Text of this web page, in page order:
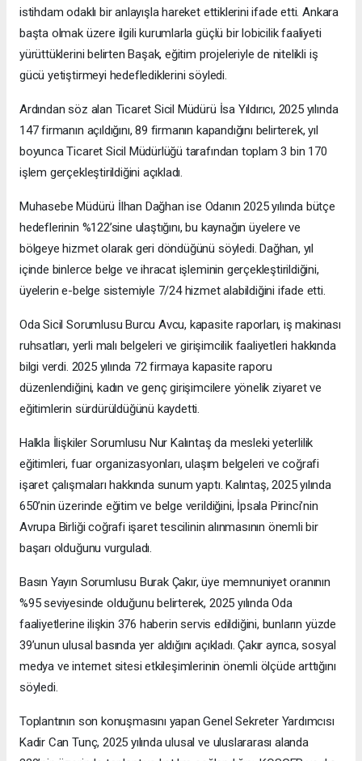
istihdam odaklı bir anlayışla hareket ettiklerini ifade etti. Ankara
başta olmak üzere ilgili kurumlarla güçlü bir lobicilik faaliyeti
yürüttüklerini belirten Başak, eğitim projeleriyle de nitelikli iş
gücü yetiştirmeyi hedeflediklerini söyledi.
Ardından söz alan Ticaret Sicil Müdürü İsa Yıldırıcı, 2025 yılında
147 firmanın açıldığını, 89 firmanın kapandığını belirterek, yıl
boyunca Ticaret Sicil Müdürlüğü tarafından toplam 3 bin 170
işlem gerçekleştirildiğini açıkladı.
Muhasebe Müdürü İlhan Dağhan ise Odanın 2025 yılında bütçe
hedeflerinin %122’sine ulaştığını, bu kaynağın üyelere ve
bölgeye hizmet olarak geri döndüğünü söyledi. Dağhan, yıl
içinde binlerce belge ve ihracat işleminin gerçekleştirildiğini,
üyelerin e-belge sistemiyle 7/24 hizmet alabildiğini ifade etti.
Oda Sicil Sorumlusu Burcu Avcu, kapasite raporları, iş makinası
ruhsatları, yerli malı belgeleri ve girişimcilik faaliyetleri hakkında
bilgi verdi. 2025 yılında 72 firmaya kapasite raporu
düzenlendiğini, kadın ve genç girişimcilere yönelik ziyaret ve
eğitimlerin sürdürüldüğünü kaydetti.
Halkla İlişkiler Sorumlusu Nur Kalıntaş da mesleki yeterlilik
eğitimleri, fuar organizasyonları, ulaşım belgeleri ve coğrafi
işaret çalışmaları hakkında sunum yaptı. Kalıntaş, 2025 yılında
650’nin üzerinde eğitim ve belge verildiğini, İpsala Pirinci’nin
Avrupa Birliği coğrafi işaret tescilinin alınmasının önemli bir
başarı olduğunu vurguladı.
Basın Yayın Sorumlusu Burak Çakır, üye memnuniyet oranının
%95 seviyesinde olduğunu belirterek, 2025 yılında Oda
faaliyetlerine ilişkin 376 haberin servis edildiğini, bunların yüzde
39’unun ulusal basında yer aldığını açıkladı. Çakır ayrıca, sosyal
medya ve internet sitesi etkileşimlerinin önemli ölçüde arttığını
söyledi.
Toplantının son konuşmasını yapan Genel Sekreter Yardımcısı
Kadir Can Tunç, 2025 yılında ulusal ve uluslararası alanda